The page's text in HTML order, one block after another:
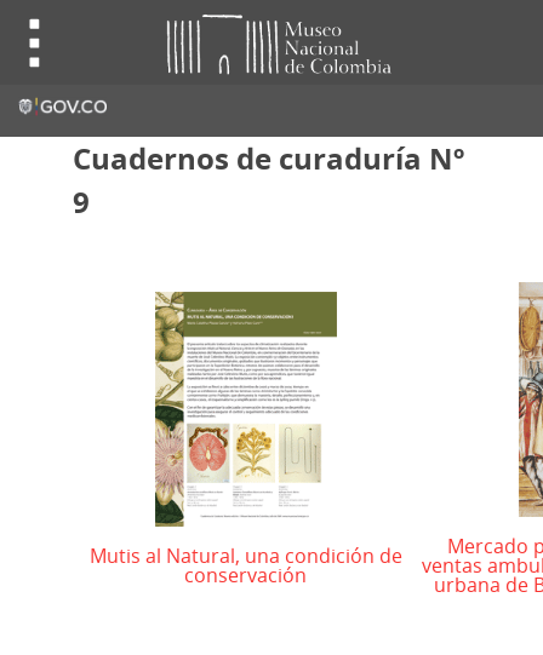
Cuadernos de curaduría Nº
9
Mutis al Natural, una condición de
conservación
Mercado
ventas
urbana de